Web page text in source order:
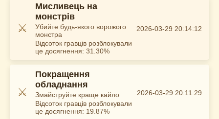
⚔️
Мисливець на
монстрів
Убийте будь-якого ворожого
монстра
Відсоток гравців розблокували
це досягнення: 31.30%
2026-03-29 20:14:12
⚔️
Покращення
обладнання
Змайструйте краще кайло
Відсоток гравців розблокували
це досягнення: 19.87%
2026-03-29 20:11:29